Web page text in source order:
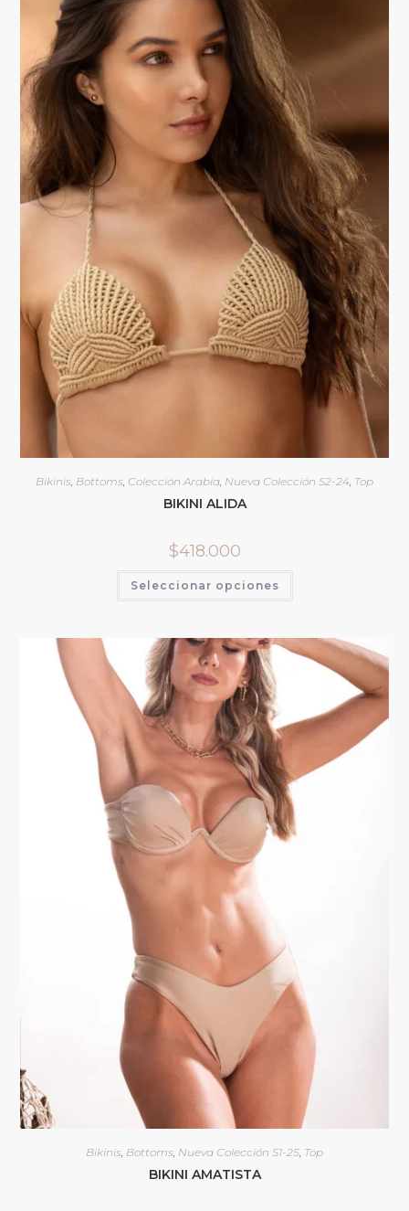
Bikinis Bottoms Colección Arabia Nueva Colección S2-24 Top
BIKINI ALIDA
$418.000
Seleccionar opciones
Bikinis, Bottoms, Nueva Colección S1-25, Top
BIKINI AMATISTA